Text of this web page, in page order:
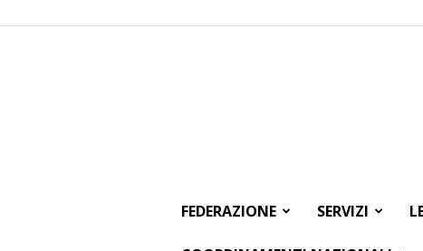
FEDERAZIONE SERVIZI